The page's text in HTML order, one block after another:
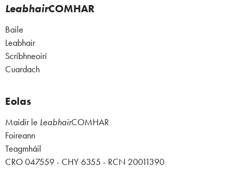
LeabhairCOMHAR
Baile
Leabhair
Scríbhneoirí
Cuardach
Eolas
Maidir le LeabhairCOMHAR
Foireann
Teagmháil
CRO 047559 - CHY 6355 - RCN 20011390